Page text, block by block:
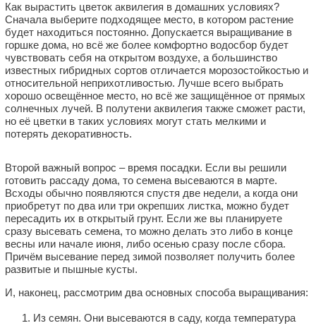
Как вырастить цветок аквилегия в домашних условиях?
Сначала выберите подходящее место, в котором растение
будет находиться постоянно. Допускается выращивание в
горшке дома, но всё же более комфортно водосбор будет
чувствовать себя на открытом воздухе, а большинство
известных гибридных сортов отличается морозостойкостью и
относительной неприхотливостью. Лучше всего выбрать
хорошо освещённое место, но всё же защищённое от прямых
солнечных лучей. В полутени аквилегия также сможет расти,
но её цветки в таких условиях могут стать мелкими и
потерять декоративность.
Второй важный вопрос – время посадки. Если вы решили
готовить рассаду дома, то семена высеваются в марте.
Всходы обычно появляются спустя две недели, а когда они
приобретут по два или три окрепших листка, можно будет
пересадить их в открытый грунт. Если же вы планируете
сразу высевать семена, то можно делать это либо в конце
весны или начале июня, либо осенью сразу после сбора.
Причём высевание перед зимой позволяет получить более
развитые и пышные кусты.
И, наконец, рассмотрим два основных способа выращивания:
Из семян. Они высеваются в саду, когда температура